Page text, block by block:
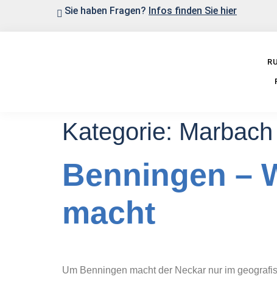
Sie haben Fragen? Infos finden Sie hier
Kategorie: Marbach
Benningen –
macht
Um Benningen macht der Neckar nur im